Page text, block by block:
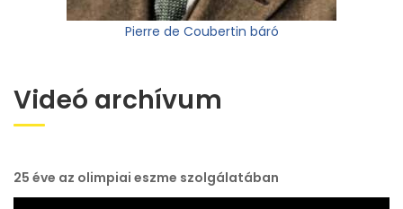
Pierre de Coubertin báró
Videó archívum
25 éve az olimpiai eszme szolgálatában